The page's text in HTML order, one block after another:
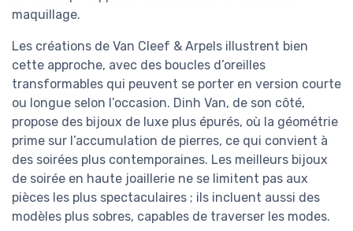
maquillage.
Les créations de Van Cleef & Arpels illustrent bien
cette approche, avec des boucles d’oreilles
transformables qui peuvent se porter en version courte
ou longue selon l’occasion. Dinh Van, de son côté,
propose des bijoux de luxe plus épurés, où la géométrie
prime sur l’accumulation de pierres, ce qui convient à
des soirées plus contemporaines. Les meilleurs bijoux
de soirée en haute joaillerie ne se limitent pas aux
pièces les plus spectaculaires ; ils incluent aussi des
modèles plus sobres, capables de traverser les modes.